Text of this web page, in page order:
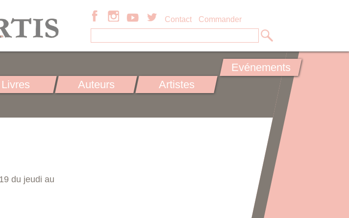
Contact Commander
Livres Auteurs Artistes
Evénements
du jeudi au